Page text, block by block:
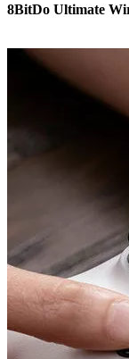
8BitDo Ultimate